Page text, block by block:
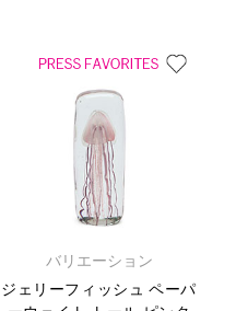
バリエーション
ジェリーフィッシュ ペーパ